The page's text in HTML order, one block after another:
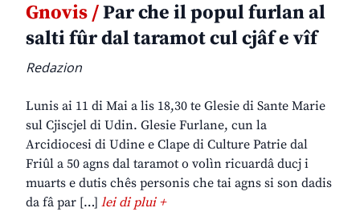
Gnovis /Par che il popul furlan al
salti fûr dal taramot cul cjâf e vîf
Redazion
Lunis ai 11 di Mai a lis 18,30 te Glesie di Sante Marie
sul Cjiscjel di Udin. Glesie Furlane, cun la
Arcidiocesi di Udine e Clape di Culture Patrie dal
Friûl a 50 agns dal taramot o volìn ricuardâ ducj i
muarts e dutis chês personis che tai agns si son dadis
da fâ par […] lei di plui +